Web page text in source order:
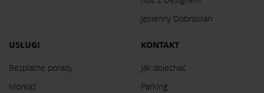
Jesienny Dobrostan
USŁUGI
Bezpłatne porady
Montaż
KONTAKT
Jak dojechać
Parking